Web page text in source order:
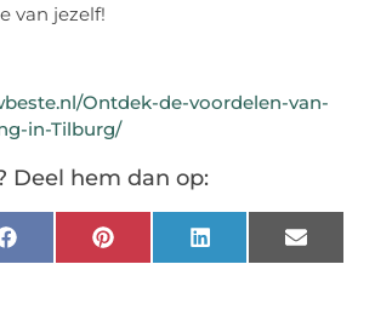
van jezelf!
Ontdek-de-voordelen-van-
in-Tilburg/
Deel hem dan op:
FacebookPinterestLinkedInEmail